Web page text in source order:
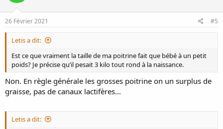
26 Février 2021 #5
Letis a dit:
Est ce que vraiment la taille de ma poitrine fait que bébé à un petit
poids? Je précise qu’il pesait 3 kilo tout rond à la naissance.
Non. En règle générale les grosses poitrine on un surplus de
graisse, pas de canaux lactifères...
Letis a dit: